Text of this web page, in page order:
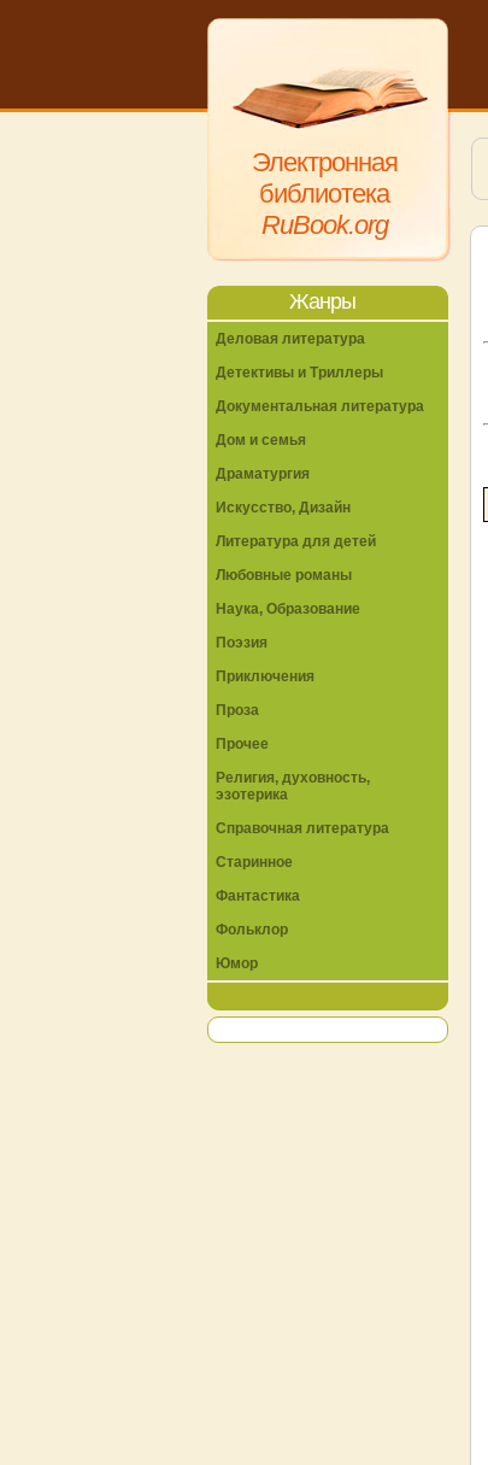
Электронная
библиотека
RuBook.org
Жанры
Деловая литература
Детективы и Триллеры
Документальная литература
Дом и семья
Драматургия
Искусство, Дизайн
Литература для детей
Любовные романы
Наука, Образование
Поэзия
Приключения
Проза
Прочее
Религия, духовность,
эзотерика
Справочная литература
Старинное
Фантастика
Фольклор
Юмор